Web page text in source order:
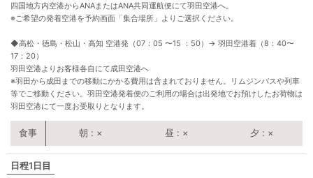
四国地方内空港からANAまたはANA共同運航便にて羽田空港へ。
※ご希望の発着空港を予約画面「集合場所」よりご選択ください。
◆高松・徳島・松山・高知 空港発（07：05 〜15 ：50） → 羽田空港着（8：40〜
17：20）
羽田空港よりお客様各自にて成田空港へ
※羽田から成田までの移動にかかる費用は含まれておりません。リムジンバスや列車
等でご移動ください。羽田空港発着便のご利用の場合は出発地でお預けしたお荷物は
羽田空港にて一度お受取りとなります。
朝 × 昼 × 夕 ×
1日目